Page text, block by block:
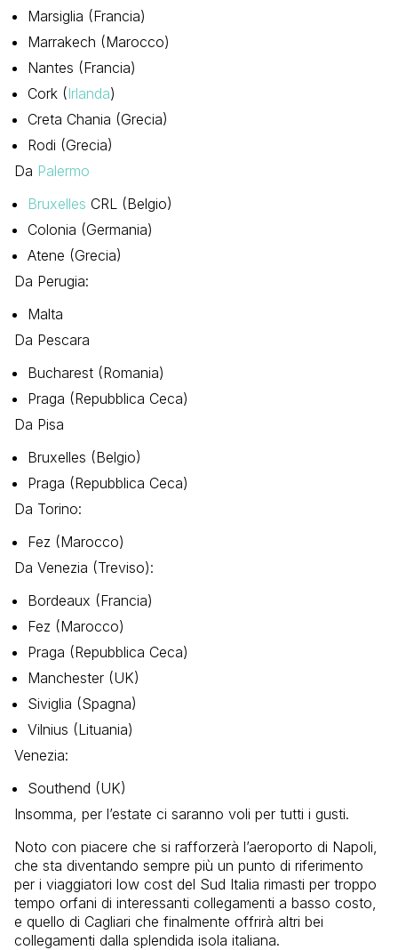
Marsiglia (Francia)
Marrakech (Marocco)
Nantes (Francia)
Cork (Irlanda)
Creta Chania (Grecia)
Rodi (Grecia)
Da Palermo
Bruxelles CRL (Belgio)
Colonia (Germania)
Atene (Grecia)
Da Perugia:
Malta
Da Pescara
Bucharest (Romania)
Praga (Repubblica Ceca)
Da Pisa
Bruxelles (Belgio)
Praga (Repubblica Ceca)
Da Torino:
Fez (Marocco)
Da Venezia (Treviso):
Bordeaux (Francia)
Fez (Marocco)
Praga (Repubblica Ceca)
Manchester (UK)
Siviglia (Spagna)
Vilnius (Lituania)
Venezia:
Southend (UK)
Insomma, per l’estate ci saranno voli per tutti i gusti.
Noto con piacere che si rafforzerà l’aeroporto di Napoli,
che sta diventando sempre più un punto di riferimento
per i viaggiatori low cost del Sud Italia rimasti per troppo
tempo orfani di interessanti collegamenti a basso costo,
e quello di Cagliari che finalmente offrirà altri bei
collegamenti dalla splendida isola italiana.